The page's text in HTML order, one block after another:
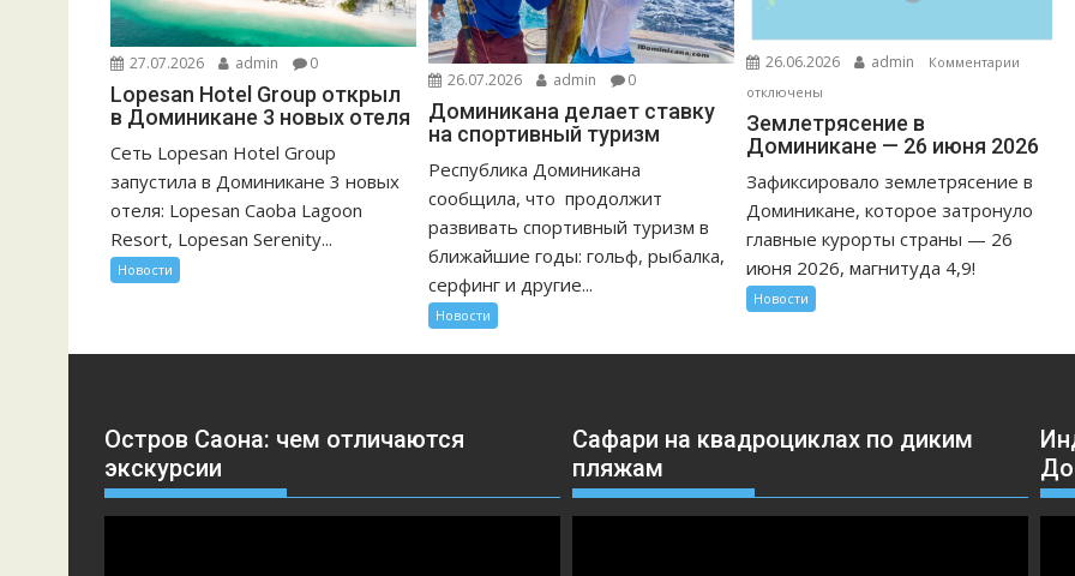
27.07.2026 admin 0
Lopesan Hotel Group открыл
в Доминикане 3 новых отеля
Сеть Lopesan Hotel Group
запустила в Доминикане 3 новых
отеля: Lopesan Caoba Lagoon
Resort, Lopesan Serenity...
Новости
26.07.2026 admin 0
Доминикана делает ставку
на спортивный туризм
Республика Доминикана
сообщила, что продолжит
развивать спортивный туризм в
ближайшие годы: гольф, рыбалка,
серфинг и другие...
Новости
26.06.2026 admin Комментарии
в
—
26
отключены
Землетрясение в
Доминикане — 26 июня 2026
Зафиксировало землетрясение в
Доминикане, которое затронуло
главные курорты страны — 26
июня 2026, магнитуда 4,9!
Новости
Остров Саона: чем отличаются
экскурсии
Сафари на квадроциклах по диким
пляжам